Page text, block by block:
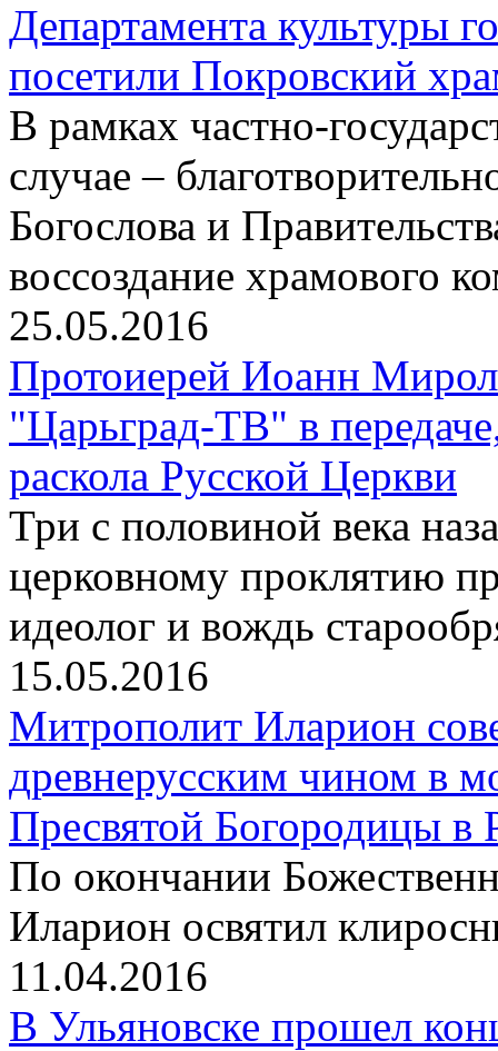
Департамента культуры
посетили Покровский
В рамках частно-
случае –
Богослова и
воссоздание храмового
25.05.2016
Протоиерей Иоанн
"Царьград-ТВ" в
раскола Русской Церкви
Три с половиной века
церковному проклятию
идеолог и вождь
15.05.2016
Митрополит Иларион
древнерусским чином в
Пресвятой Богородицы в
По окончании
Иларион освятил
11.04.2016
В Ульяновске прошел